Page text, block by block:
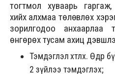
тогтмол хуваарь
хийх алхмаа төлөвлөх
зорилгодоо анхаарлаа
өнгөрөх тусам ахиц
Тэмдэглэл хөтлөх. Өдөр
2 зүйлээ тэмдэглэх;